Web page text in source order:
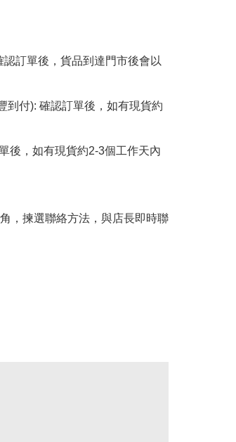
訂單後，貨品到達門市後會以
到付): 確認訂單後，如有現貨約
後，如有現貨約2-3個工作天內
，揀選聯絡方法，與店長即時聯